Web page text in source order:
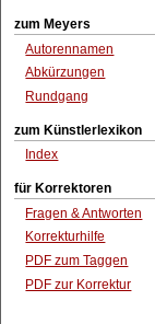
zum Meyers
Autorennamen
Abkürzungen
Rundgang
zum Künstlerlexikon
Index
für Korrektoren
Fragen & Antworten
Korrekturhilfe
PDF zum Taggen
PDF zur Korrektur